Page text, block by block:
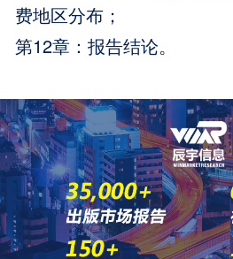
费地区分布；
第12章：报告结论。